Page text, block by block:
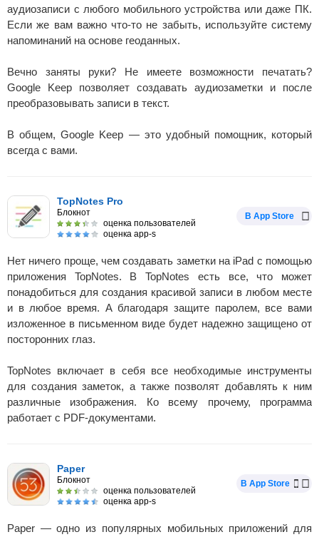
аудиозаписи с любого мобильного устройства или даже ПК.
Если же вам важно что-то не забыть, используйте систему
напоминаний на основе геоданных.
Вечно заняты руки? Не имеете возможности печатать?
Google Keep позволяет создавать аудиозаметки и после
преобразовывать записи в текст.
В общем, Google Keep — это удобный помощник, который
всегда с вами.
TopNotes Pro
Блокнот
оценка пользователей
оценка app-s
В App Store
Нет ничего проще, чем создавать заметки на iPad с помощью
приложения TopNotes. В TopNotes есть все, что может
понадобиться для создания красивой записи в любом месте
и в любое время. А благодаря защите паролем, все вами
изложенное в письменном виде будет надежно защищено от
посторонних глаз.
TopNotes включает в себя все необходимые инструменты
для создания заметок, а также позволят добавлять к ним
различные изображения. Ко всему прочему, программа
работает с PDF-документами.
Paper
Блокнот
оценка пользователей
оценка app-s
В App Store
Paper — одно из популярных мобильных приложений для